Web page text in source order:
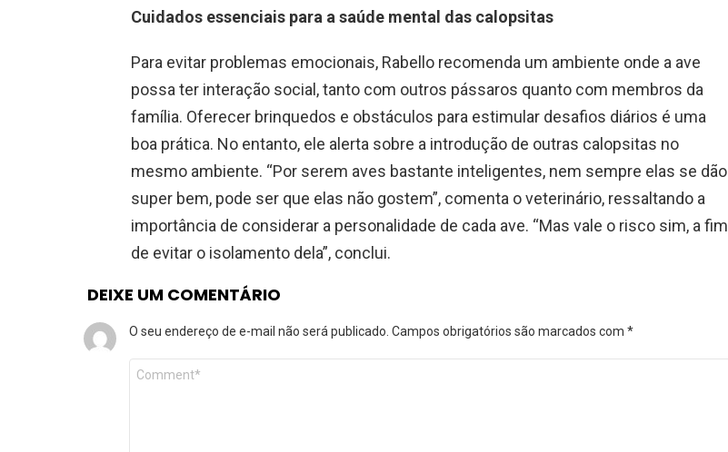
Cuidados essenciais para a saúde mental das calopsitas
Para evitar problemas emocionais, Rabello recomenda um ambiente onde a ave
possa ter interação social, tanto com outros pássaros quanto com membros da
família. Oferecer brinquedos e obstáculos para estimular desafios diários é uma
boa prática. No entanto, ele alerta sobre a introdução de outras calopsitas no
mesmo ambiente. “Por serem aves bastante inteligentes, nem sempre elas se dão
super bem, pode ser que elas não gostem”, comenta o veterinário, ressaltando a
importância de considerar a personalidade de cada ave. “Mas vale o risco sim, a fim
de evitar o isolamento dela”, conclui.
DEIXE UM COMENTÁRIO
O seu endereço de e-mail não será publicado. Campos obrigatórios são marcados com *
Comentário